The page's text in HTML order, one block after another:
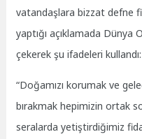
vatandaşlara bizzat defne
yaptığı açıklamada Dünya
çekerek şu ifadeleri kullandı:
“Doğamızı korumak ve
bırakmak hepimizin ortak
seralarda yetiştirdiğimiz